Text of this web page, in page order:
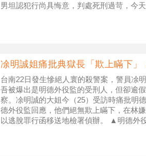
男坦認犯行尚具悔意，判處死刑過苛，今
凃明誠姐痛批典獄長「欺上瞞下」
台南22日發生慘絕人寰的殺警案，警員凃
吾被爆出是明德外役監的受刑人，但卻逾
察。凃明誠的大姐今（25）受訪時痛批明
德外役監回應，他們絕無欺上瞞下，在林
以逃脫罪行函移送地檢署偵辦。 ▲明德外